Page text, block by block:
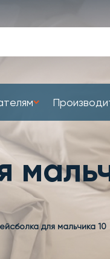
для мальчика 10